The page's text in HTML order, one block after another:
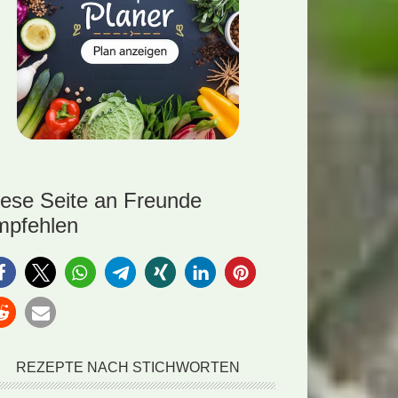
Seite an Freunde
REZEPTE NACH STICHWORTEN